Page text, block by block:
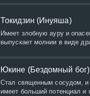
Токидзин (Инуяша)
Имеет злобную ауру и
выпускает молнии в виде
Юкине (Бездомный бог)
Стал священным сосудом, и
имеет больший потенциал